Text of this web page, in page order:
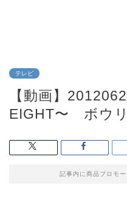
テレビ
【動画】
EIGHT〜 ボウ
記事内に商品プロモ